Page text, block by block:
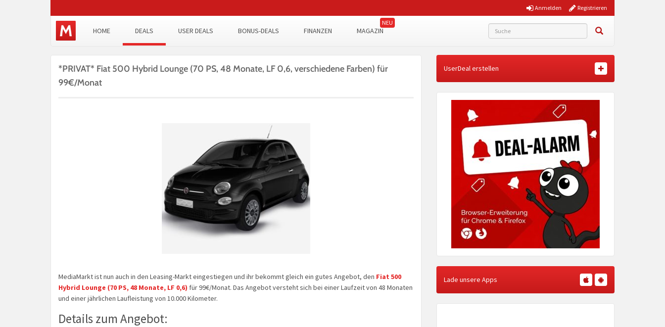
Registrieren
Anmelden
HOME DEALS USER DEALS BONUS-DEALS FINANZEN MAGAZIN
*PRIVAT* Fiat 500 Hybrid Lounge (70 PS, 48 Monate, LF 0,6, verschiedene Farben) für
99€/Monat
MediaMarkt ist nun auch in den Leasing-Markt eingestiegen und ihr bekommt gleich ein gutes Angebot, den Fiat 500
Hybrid Lounge (70 PS, 48 Monate, LF 0,6) für 99€/Monat. Das Angebot versteht sich bei einer Laufzeit von 48 Monaten
und einer jährlichen Laufleistung von 10.000 Kilometer.
Details zum Angebot:
UserDeal erstellen
Lade unsere Apps